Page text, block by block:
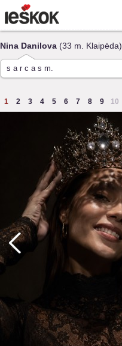
Nina Danilova (33 m. Klaipėda)
s a r c a s m.
1 2 3 4 5 6 7 8 9 10